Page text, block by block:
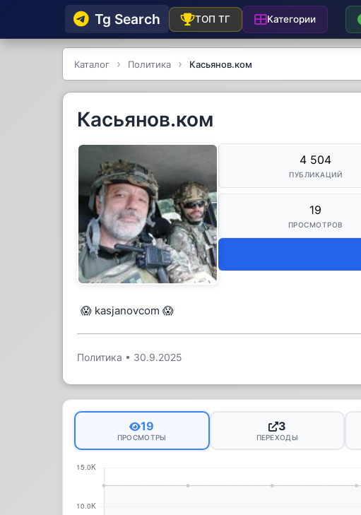
Tg Searсh ТОП ТГ Категории
Каталог Политика Касьянов.ком
Касьянов.ком
4 504
ПУБЛИКАЦИЙ
19
ПРОСМОТРОВ
😱 kasjanovcom 😱
Политика • 30.9.2025
19
ПРОСМОТРЫ
3
ПЕРЕХОДЫ